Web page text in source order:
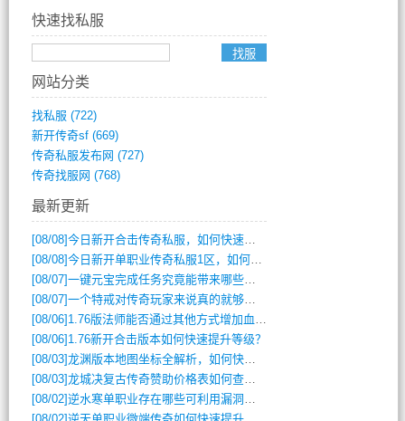
快速找私服
网站分类
找私服 (722)
新开传奇sf(669)
传奇私服发布网 (727)
传奇找服网 (768)
最新更新
[08/08]今日新开合击传奇私服，如何快速提升角色战力？
[08/08]今日新开单职业传奇私服1区，如何快速升级与获取顶级装备？
[08/07]一键元宝完成任务究竟能带来哪些超值优势？
[08/07]一个特戒对传奇玩家来说真的就够用了吗？
[08/06] 1.76版法师能否通过其他方式增加血量？
[08/06] 1.76新开合击版本如何快速提升等级？
[08/03]龙渊版本地图坐标全解析，如何快速定位BOSS位置？
[08/03]龙城决复古传奇赞助价格表如何查询？
[08/02]逆水寒单职业存在哪些可利用漏洞？如何快速提升战力？